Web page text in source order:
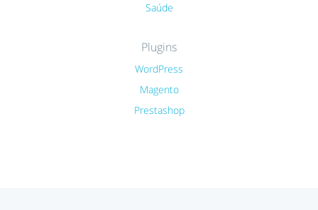
Saúde
Plugins
WordPress
Magento
Prestashop